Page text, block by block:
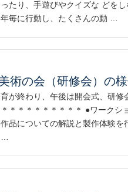
たり、手遊びやクイズな どを
毎に行動し、たくさんの動 …
術の会（研修会）の
が終わり、午後は開会式、研
＊＊＊＊＊＊＊＊＊＊ ●ワークシ
品についての解説と製作体験
…